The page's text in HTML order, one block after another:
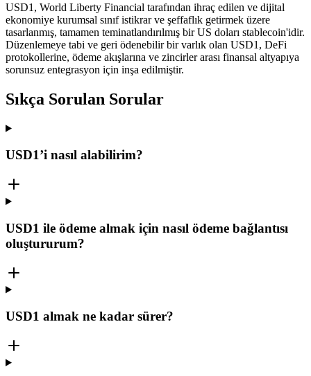
USD1, World Liberty Financial tarafından ihraç edilen ve dijital
ekonomiye kurumsal sınıf istikrar ve şeffaflık getirmek üzere
tasarlanmış, tamamen teminatlandırılmış bir US doları stablecoin'idir.
Düzenlemeye tabi ve geri ödenebilir bir varlık olan USD1, DeFi
protokollerine, ödeme akışlarına ve zincirler arası finansal altyapıya
sorunsuz entegrasyon için inşa edilmiştir.
Sıkça Sorulan Sorular
USD1’i nasıl alabilirim?
USD1 ile ödeme almak için nasıl ödeme bağlantısı
oluştururum?
USD1 almak ne kadar sürer?